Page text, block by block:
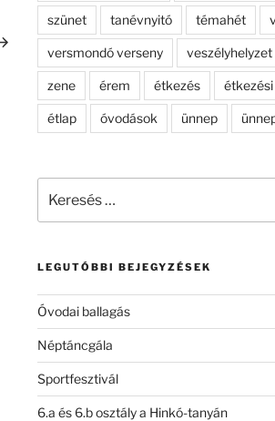
szünet tanévnyitó témahét
versmondó verseny veszélyhelyzet
zene érem étkezés étkezési
étlap óvodások ünnep
következő
LEGUTÓBBI BEJEGYZÉSEK
Óvodai ballagás
Néptáncgála
Sportfesztivál
6.a és 6.b osztály a Hinkó-tanyán